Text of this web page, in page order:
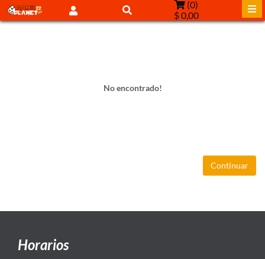
(0)
$ 0,00
No encontrado!
Continuar
Horarios